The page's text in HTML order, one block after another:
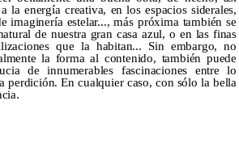
la energía creativa, en los espacios siderales,
imaginería estelar..., más próxima también se
de nuestra gran casa azul, o en las finas
que la habitan... Sin embargo, no
la forma al contenido, también puede
de innumerables fascinaciones entre lo
perdición. En cualquier caso, con sólo la bella